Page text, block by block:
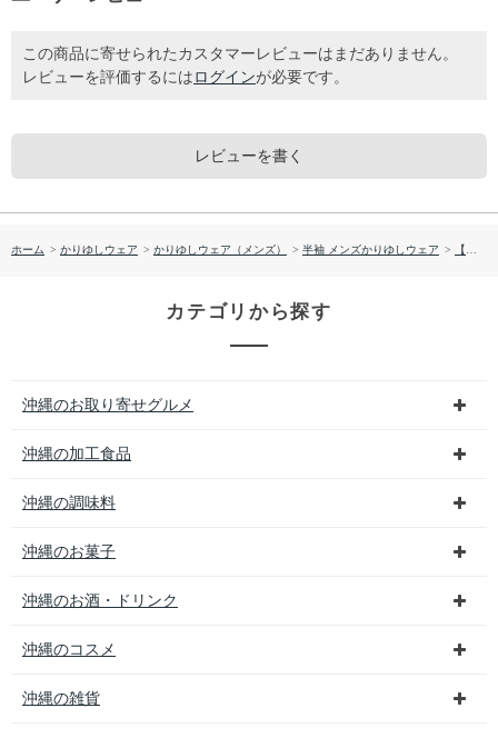
この商品に寄せられたカスタマーレビューはまだありません。
レビューを評価するには ログインが必要です。
レビューを書く
ホーム > かりゆしウェア > かりゆしウェア（メンズ） > 半袖 メンズかりゆしウェア > 【送料無料】両衿先はみ出し入り柄 （レギュラー）かりゆしウェア P-SAT1811
カテゴリから探す
沖縄のお取り寄せグルメ
沖縄の加工食品
沖縄の調味料
沖縄のお菓子
沖縄のお酒・ドリンク
沖縄のコスメ
沖縄の雑貨